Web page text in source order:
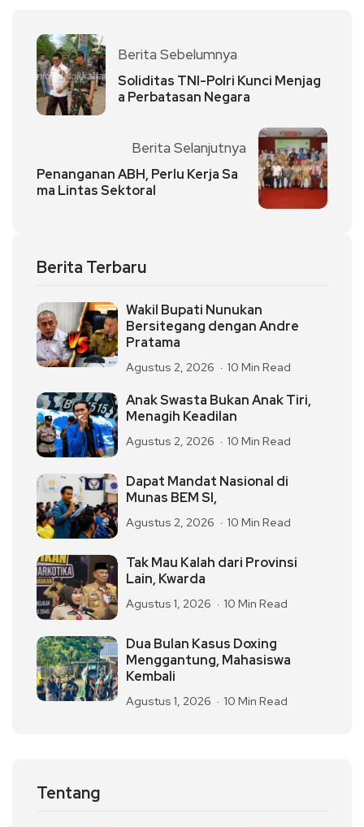
Berita Sebelumnya
Soliditas TNI-Polri Kunci Menjag
a Perbatasan Negara
Berita Selanjutnya
Penanganan ABH, Perlu Kerja Sa
ma Lintas Sektoral
Berita Terbaru
Wakil Bupati Nunukan
Bersitegang dengan Andre
Pratama
Agustus 2, 2026 10 Min Read
Anak Swasta Bukan Anak Tiri,
Menagih Keadilan
Agustus 2, 2026 10 Min Read
Dapat Mandat Nasional di
Munas BEM SI,
Agustus 2, 2026 10 Min Read
Tak Mau Kalah dari Provinsi
Lain, Kwarda
Agustus 1, 2026 10 Min Read
Dua Bulan Kasus Doxing
Menggantung, Mahasiswa
Kembali
Agustus 1, 2026 10 Min Read
Tentang